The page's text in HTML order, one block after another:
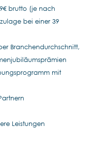
brutto (je nach
bei einer 39
Branchendurchschnitt,
mit
Leistungen